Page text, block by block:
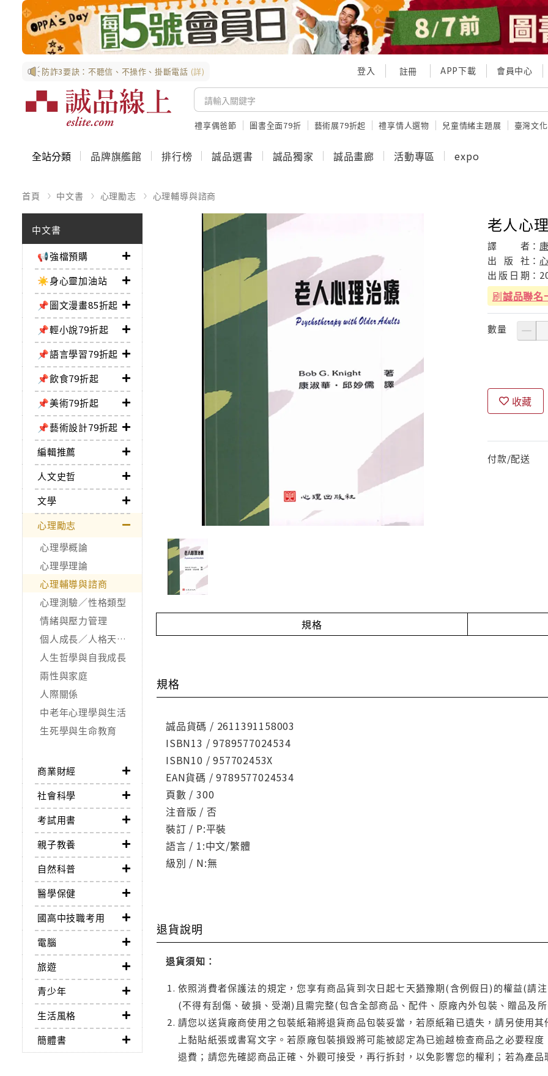
防詐3要訣：不聽信、不操作、掛斷電話 (詳) 登入 註冊 APP下載 會員中心
禮享偶爸節 圖書全面79折 藝術展79折起 禮享情人選物 兒童情緒主題展 臺灣文
全站分類 品牌旗艦館 排行榜 誠品選書 誠品獨家 誠品畫廊 活動專區 expo
首頁 中文書 心理勵志 心理輔導與諮商
中文書
📢強檔預購
☀️身心靈加油站
📌圖文漫畫85折起
📌輕小說79折起
📌語言學習79折起
📌飲食79折起
📌美術79折起
📌藝術設計79折起
編輯推薦
人文史哲
文學
心理勵志
心理學概論
心理學理論
心理輔導與諮商
心理測驗／性格類型
情緒與壓力管理
個人成長／人格天賦／潛能開發
人生哲學與自我成長
兩性與家庭
人際關係
中老年心理學與生活
生死學與生命教育
商業財經
社會科學
考試用書
親子教養
自然科普
醫學保健
國高中技職考用
電腦
旅遊
青少年
生活風格
簡體書
老人心
譯 者：
出
版 社：
出 版 日 期：
刷誠品聯名
數量
收藏
付款/配送
規格
規格
誠品貨碼 / 2611391158003
ISBN13 / 9789577024534
ISBN10 / 957702453X
EAN貨碼 / 9789577024534
頁數 / 300
注音版 / 否
裝訂 / P:平裝
語言 / 1:中文/繁體
級別 / N:無
退貨說明
退貨須知：
依照消費者保護法的規定，您享有商品貨到次日起七天猶豫期(含例假日)的權益(請
(不得有刮傷、破損、受潮)且需完整(包含全部商品、配件、原廠內外包裝、贈品及
請您以送貨廠商使用之包裝紙箱將退貨商品包裝妥當，若原紙箱已遺失，請另使用
上黏貼紙張或書寫文字。若原廠包裝損毀將可能被認定為已逾越檢查商品之必要程
退費；請您先確認商品正確、外觀可接受，再行拆封，以免影響您的權利；若為產